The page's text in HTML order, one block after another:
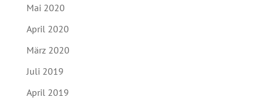
Mai 2020
April 2020
März 2020
Juli 2019
April 2019